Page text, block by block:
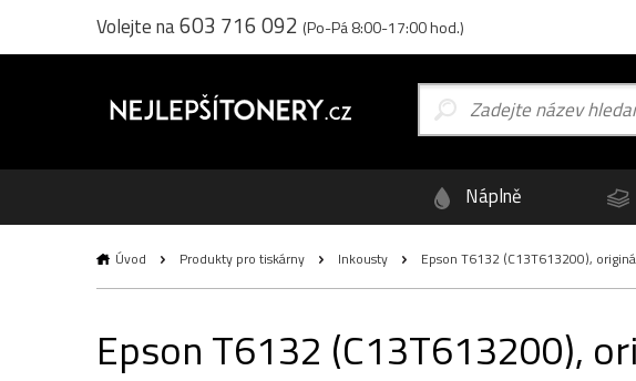
Volejte na603 716 092 (Po-Pá 8:00-17:00 hod.)
Náplně
Úvod Produkty pro tiskárny Inkousty Epson T6132 (C13T613200),
Epson T6132 (C13T613200),